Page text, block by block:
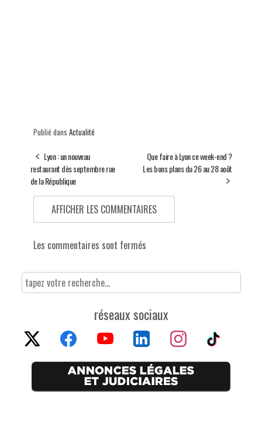
Publié dans Actualité
Lyon : un nouveau
restaurant dès septembre rue
de la République
Que faire à Lyon ce week-end ?
Les bons plans du 26 au 28 août
AFFICHER LES COMMENTAIRES
Les commentaires sont fermés
réseaux sociaux